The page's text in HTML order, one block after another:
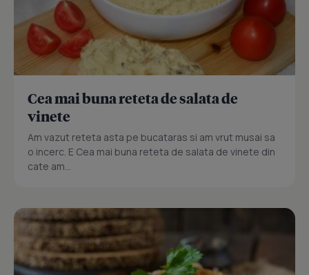
Cea mai buna reteta de salata de
vinete
Am vazut reteta asta pe bucataras si am vrut musai sa
o incerc. E Cea mai buna reteta de salata de vinete din
cate am...